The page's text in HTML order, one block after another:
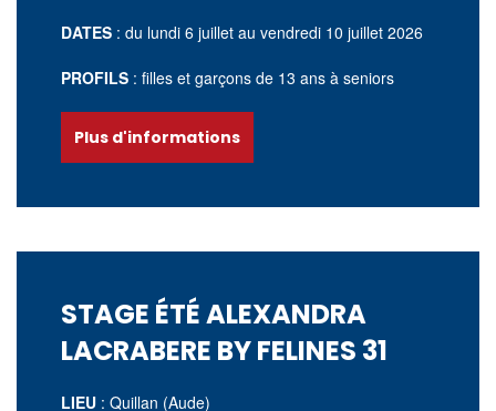
DATES : du lundi 6 juillet au vendredi 10 juillet 2026
PROFILS : filles et garçons de 13 ans à seniors
Plus d'informations
STAGE ÉTÉ ALEXANDRA
LACRABERE BY FELINES 31
LIEU : Quillan (Aude)